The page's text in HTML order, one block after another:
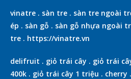
vinatre . sàn tre . sàn tre ngoài
ép . sàn gỗ . sàn gỗ nhựa ngoài
tre . https://vinatre.vn
delifruit . giỏ trái cây . giỏ trái
400k . giỏ trái cây 1 triệu . cherry .